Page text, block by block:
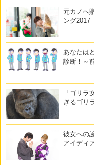
元カノへ
ング2017
あなたは
診断！～
「ゴリラ
ぎるゴリ
彼女への
アイディ